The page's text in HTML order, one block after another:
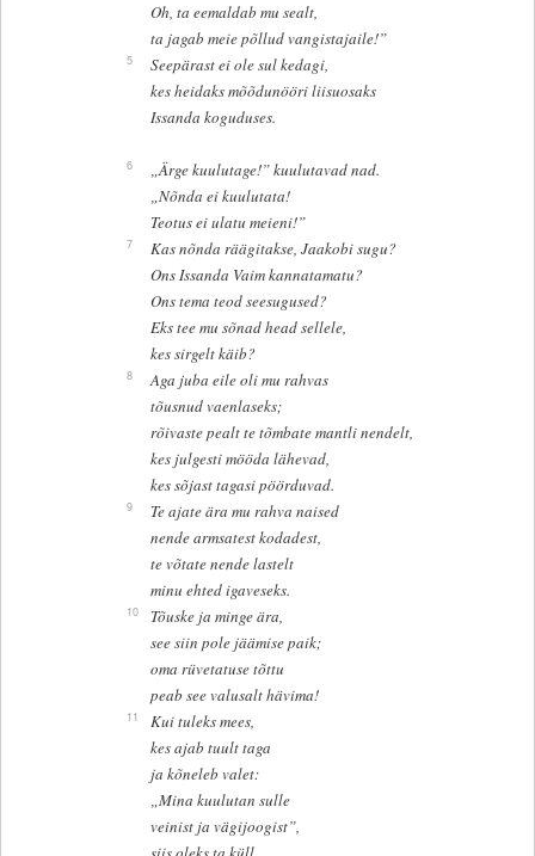
Oh, ta eemaldab mu sealt,
ta jagab meie põllud vangistajaile!”
5
Seepärast ei ole sul kedagi,
kes heidaks mõõdunööri liisuosaks
Issanda koguduses.
6
„Ärge kuulutage!” kuulutavad nad.
„Nõnda ei kuulutata!
Teotus ei ulatu meieni!”
7
Kas nõnda räägitakse, Jaakobi sugu?
Ons Issanda Vaim kannatamatu?
Ons tema teod seesugused?
Eks tee mu sõnad head sellele,
kes sirgelt käib?
8
Aga juba eile oli mu rahvas
tõusnud vaenlaseks;
rõivaste pealt te tõmbate mantli nendelt,
kes julgesti mööda lähevad,
kes sõjast tagasi pöörduvad.
9
Te ajate ära mu rahva naised
nende armsatest kodadest,
te võtate nende lastelt
minu ehted igaveseks.
10
Tõuske ja minge ära,
see siin pole jäämise paik;
oma rüvetatuse tõttu
peab see valusalt hävima!
11
Kui tuleks mees,
kes ajab tuult taga
ja kõneleb valet:
„Mina kuulutan sulle
veinist ja vägijoogist”,